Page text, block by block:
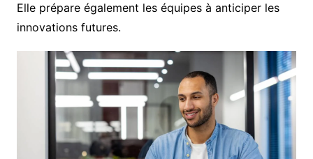
Elle prépare également les équipes à anticiper les
innovations futures.